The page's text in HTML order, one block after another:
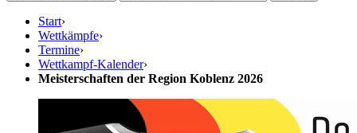
Start›
Wettkämpfe›
Termine›
Wettkampf-Kalender›
Meisterschaften der Region Koblenz 2026